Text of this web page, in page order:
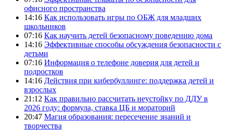
офисного пространства
14:16 Как использовать игры по ОБЖ для младших
школьников
07:16 Как научить детей безопасному поведению дома
14:16 Эффективные способы обсуждения безопасности с
детьми
07:16 Информация о телефоне доверия для детей и
подростков
14:16 Действия при кибербуллинге: поддержка детей и
взрослых
21:12 Как правильно рассчитать неустойку по ДДУ в
2026 году: формула, ставка ЦБ и мораторий
20:47 Магия образования: пересечение знаний и
творчества